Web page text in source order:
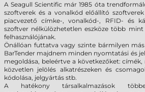
A Seagull Scientific már 1985 óta
szoftverek és a vonalkód előállító
piacvezető címke-, vonalkód-, RFID- és
szoftver nélkülözhetetlen eszköze több mint
felhasználójának.
Önállóan futtatva vagy szinte bármilyen
BarTender majdnem minden nyomtatási és
megoldása, beleértve a következőket:
közvetlen jelölés alkatrészeken és
kódolása, jelgyártás stb.
A hatékony társalkalmazások